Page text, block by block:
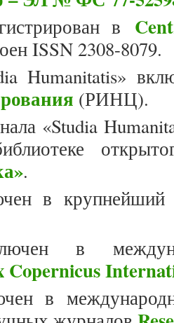
в
ISSN 2308-8079.
Humanitatis»
(РИНЦ).
«Studia
.
в крупнейший
в
Copernicus
в